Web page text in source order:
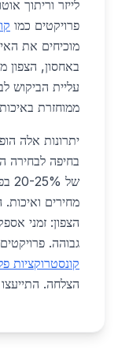
פרויקטים כמו
מוכיחים את
עליית הביקוש
ממוחזרת
יתרונות אלה
בחיפה לבחירה
מחירים
הצפון: זמני
גבוהה.
קונסטרוקציות
הצלחה.